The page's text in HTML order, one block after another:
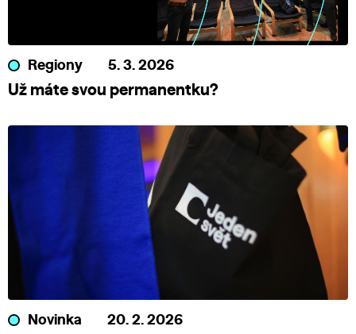
Regiony 5. 3. 2026
Už máte svou permanentku?
Novinka 20. 2. 2026